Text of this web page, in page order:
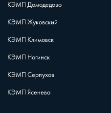
КЭМП Домодедово
КЭМП Жуковский
КЭМП Климовск
КЭМП Ногинск
КЭМП Серпухов
КЭМП Ясенево